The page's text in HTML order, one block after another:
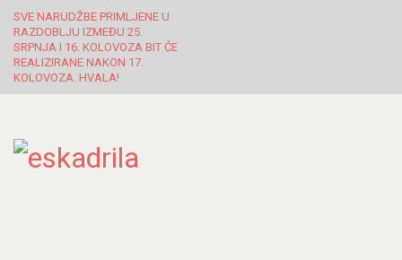
SVE NARUDŽBE PRIMLJENE U
RAZDOBLJU IZMEĐU 25.
SRPNJA I 16. KOLOVOZA BIT ĆE
REALIZIRANE NAKON 17.
KOLOVOZA. HVALA!